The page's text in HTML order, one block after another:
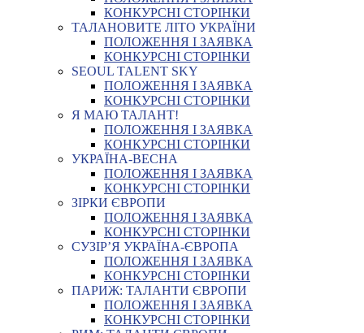
КОНКУРСНІ СТОРІНКИ
ТАЛАНОВИТЕ ЛІТО УКРАЇНИ
ПОЛОЖЕННЯ І ЗАЯВКА
КОНКУРСНІ СТОРІНКИ
SEOUL TALENT SKY
ПОЛОЖЕННЯ І ЗАЯВКА
КОНКУРСНІ СТОРІНКИ
Я МАЮ ТАЛАНТ!
ПОЛОЖЕННЯ І ЗАЯВКА
КОНКУРСНІ СТОРІНКИ
УКРАЇНА-ВЕСНА
ПОЛОЖЕННЯ І ЗАЯВКА
КОНКУРСНІ СТОРІНКИ
ЗІРКИ ЄВРОПИ
ПОЛОЖЕННЯ І ЗАЯВКА
КОНКУРСНІ СТОРІНКИ
СУЗІР’Я УКРАЇНА-ЄВРОПА
ПОЛОЖЕННЯ І ЗАЯВКА
КОНКУРСНІ СТОРІНКИ
ПАРИЖ: ТАЛАНТИ ЄВРОПИ
ПОЛОЖЕННЯ І ЗАЯВКА
КОНКУРСНІ СТОРІНКИ